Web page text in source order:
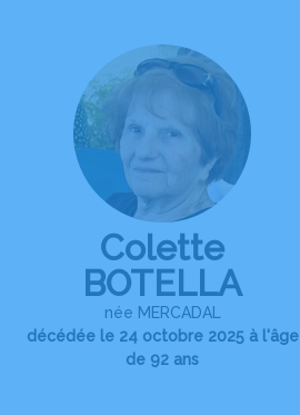
Colette
BOTELLA
née MERCADAL
décédée le 24 octobre 2025 à l'âge
de 92 ans